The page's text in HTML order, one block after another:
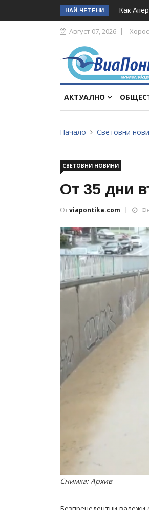
НАЙ-ЧЕТЕНИ Как
Август 07, 2026
АКТУАЛНО
Начало Световни
СВЕТОВНИ НОВИНИ
От 35 дни
Отviapontika.com
Снимка: Архив